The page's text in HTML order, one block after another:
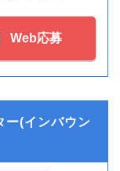
Web応募
ー(インバウン